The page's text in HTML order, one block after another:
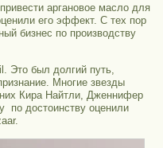
аргановое масло для
его эффект. С тех пор
бизнес по производству
Это был долгий путь,
Многие звезды
Кира Найтли, Дженнифер
по достоинству оценили